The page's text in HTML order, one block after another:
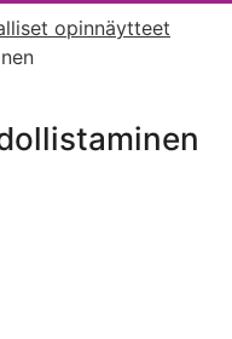
opinnäytteet